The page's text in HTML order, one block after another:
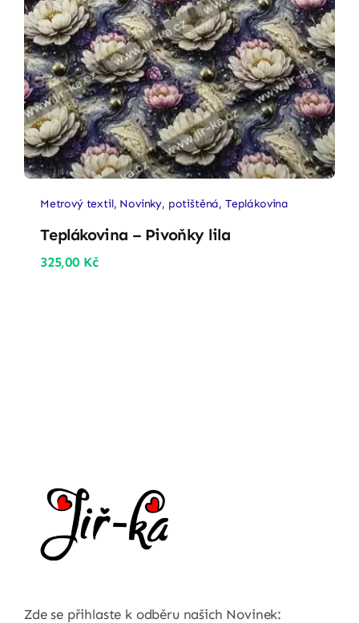
Metrový textil, Novinky, potištěná, Teplákovina
Teplákovina – Pivoňky lila
325,00 Kč
Zde se přihlaste k odběru našich Novinek: